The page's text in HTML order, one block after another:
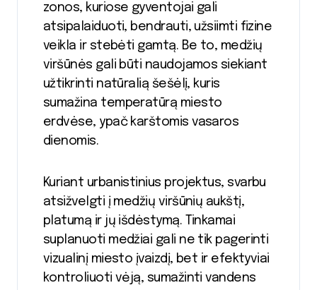
zonos, kuriose gyventojai gali
atsipalaiduoti, bendrauti, užsiimti fizine
veikla ir stebėti gamtą. Be to, medžių
viršūnės gali būti naudojamos siekiant
užtikrinti natūralią šešėlį, kuris
sumažina temperatūrą miesto
erdvėse, ypač karštomis vasaros
dienomis.
Kuriant urbanistinius projektus, svarbu
atsižvelgti į medžių viršūnių aukštį,
platumą ir jų išdėstymą. Tinkamai
suplanuoti medžiai gali ne tik pagerinti
vizualinį miesto įvaizdį, bet ir efektyviai
kontroliuoti vėją, sumažinti vandens